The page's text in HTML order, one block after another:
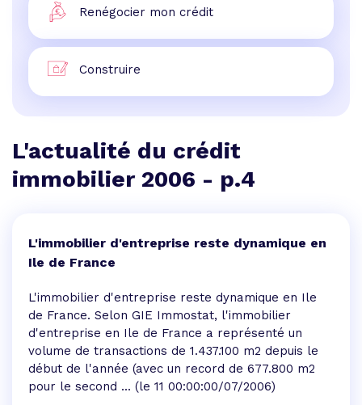
Renégocier mon crédit
Construire
L'actualité du crédit
immobilier 2006 - p.4
L'immobilier d'entreprise reste dynamique en
Ile de France
L'immobilier d'entreprise reste dynamique en Ile
de France. Selon GIE Immostat, l'immobilier
d'entreprise en Ile de France a représenté un
volume de transactions de 1.437.100 m2 depuis le
début de l'année (avec un record de 677.800 m2
pour le second ... (le 11 00:00:00/07/2006)